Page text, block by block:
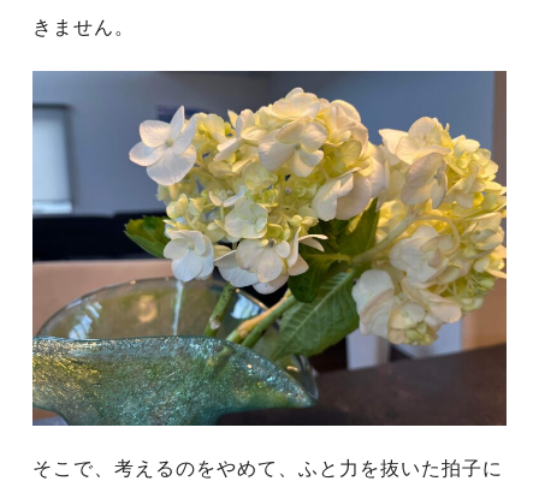
きません。
そこで、考えるのをやめて、ふと力を抜いた拍子に